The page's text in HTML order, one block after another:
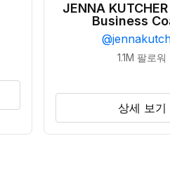
JENNA
Business
@
1.1M 팔로워
상세 보기